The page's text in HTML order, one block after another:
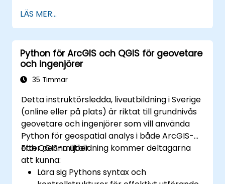
LÄS MER...
Python för ArcGIS och QGIS för geovetare
och ingenjörer
35 Timmar
Detta instruktörsledda, liveutbildning i Sverige
(online eller på plats) är riktat till grundnivås
geovetare och ingenjörer som vill använda
Python för geospatial analys i både ArcGIS-
och QGIS-miljöer.
Efter denna utbildning kommer deltagarna
att kunna:
Lära sig Pythons syntax och